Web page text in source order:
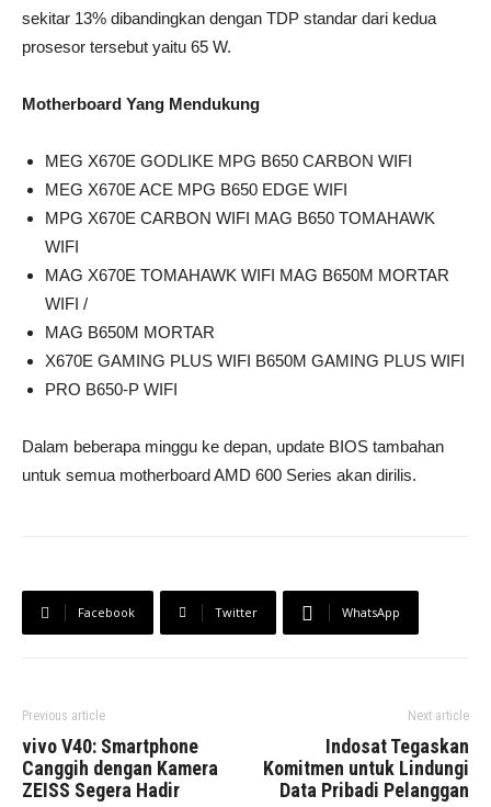
sekitar 13% dibandingkan dengan TDP standar dari kedua
prosesor tersebut yaitu 65 W.
Motherboard Yang Mendukung
MEG X670E GODLIKE MPG B650 CARBON WIFI
MEG X670E ACE MPG B650 EDGE WIFI
MPG X670E CARBON WIFI MAG B650 TOMAHAWK
WIFI
MAG X670E TOMAHAWK WIFI MAG B650M MORTAR
WIFI /
MAG B650M MORTAR
X670E GAMING PLUS WIFI B650M GAMING PLUS WIFI
PRO B650-P WIFI
Dalam beberapa minggu ke depan, update BIOS tambahan
untuk semua motherboard AMD 600 Series akan dirilis.
Facebook Twitter WhatsApp
Previous article
vivo V40: Smartphone
Canggih dengan Kamera
ZEISS Segera Hadir
Next article
Indosat Tegaskan
Komitmen untuk Lindungi
Data Pribadi Pelanggan